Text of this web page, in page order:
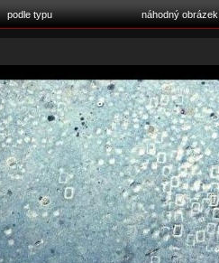
podle typu náhodný obrázek